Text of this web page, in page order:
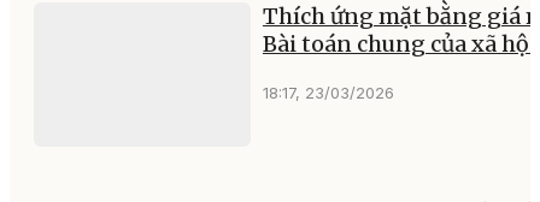
Thích ứng mặt bằng giá
Bài toán chung của xã hội
18:17, 23/03/2026